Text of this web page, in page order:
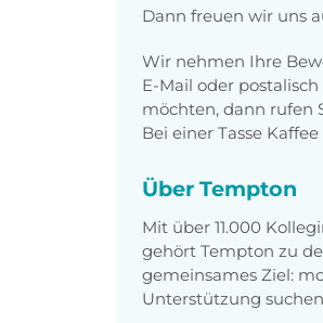
Dann freuen wir uns
Wir nehmen Ihre
E-Mail oder
möchten, dann rufen
Bei einer Tasse
Über Tempton
Mit über 11.000
gehört Tempton zu
gemeinsames Ziel:
Unterstützung